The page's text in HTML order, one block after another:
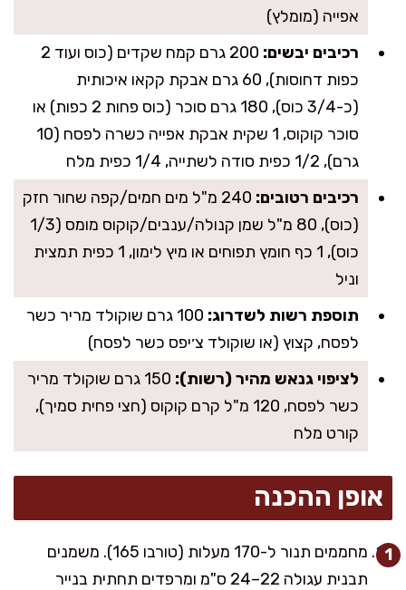
אפייה (מומלץ)
רכיבים יבשים:
200 גרם קמח שקדים (כוס ועוד 2
כפות דחוסות), 60 גרם אבקת קקאו איכותית
(כ-3/4 כוס), 180 גרם סוכר (כוס פחות 2 כפות) או
סוכר קוקוס, 1 שקית אבקת אפייה כשרה לפסח (10
גרם), 1/2 כפית סודה לשתייה, 1/4 כפית מלח
רכיבים רטובים:
240 מ"ל מים חמים/קפה שחור חזק
(כוס), 80 מ"ל שמן קנולה/ענבים/קוקוס מומס (1/3
כוס), 1 כף חומץ תפוחים או מיץ לימון, 1 כפית תמצית
וניל
תוספת רשות לשדרוג:
100 גרם שוקולד מריר כשר
לפסח, קצוץ (או שוקולד צ׳יפס כשר לפסח)
לציפוי גנאש מהיר (רשות):
150 גרם שוקולד מריר
כשר לפסח, 120 מ"ל קרם קוקוס (חצי פחית סמיך),
קורט מלח
אופן ההכנה
מחממים תנור ל-170 מעלות (טורבו 165). משמנים
תבנית עגולה 22–24 ס"מ ומרפדים תחתית בנייר